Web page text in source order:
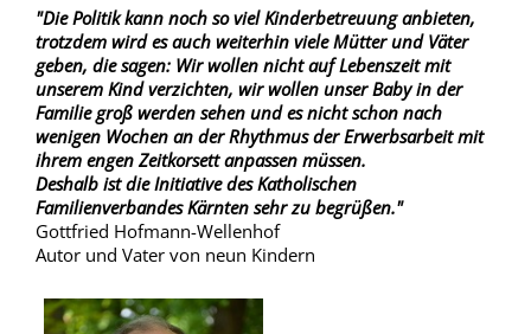
"Die Politik kann noch so viel Kinderbetreuung anbieten,
trotzdem wird es auch weiterhin viele Mütter und Väter
geben, die sagen: Wir wollen nicht auf Lebenszeit mit
unserem Kind verzichten, wir wollen unser Baby in der
Familie groß werden sehen und es nicht schon nach
wenigen Wochen an der Rhythmus der Erwerbsarbeit mit
ihrem engen Zeitkorsett anpassen müssen.
Deshalb ist die Initiative des Katholischen
Familienverbandes Kärnten sehr zu begrüßen."
Gottfried Hofmann-Wellenhof
Autor und Vater von neun Kindern